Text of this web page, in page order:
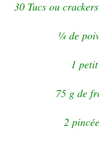
30 Tucs ou
¼ de
1
75 g de
2